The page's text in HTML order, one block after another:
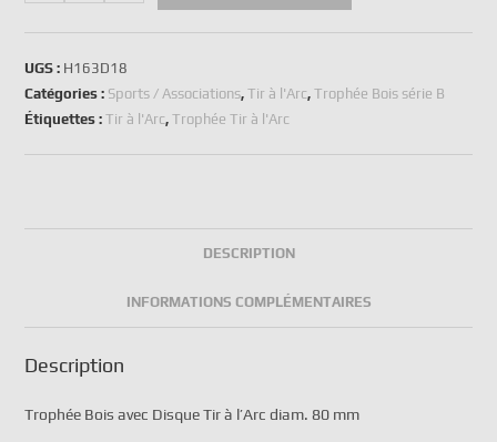
UGS : H163D18
Catégories : Sports / Associations,Tir à l'Arc,Trophée Bois série B
Étiquettes :Tir à l'Arc,Trophée Tir à l'Arc
DESCRIPTION
INFORMATIONS COMPLÉMENTAIRES
Description
Trophée Bois avec Disque Tir à l’Arc diam. 80 mm